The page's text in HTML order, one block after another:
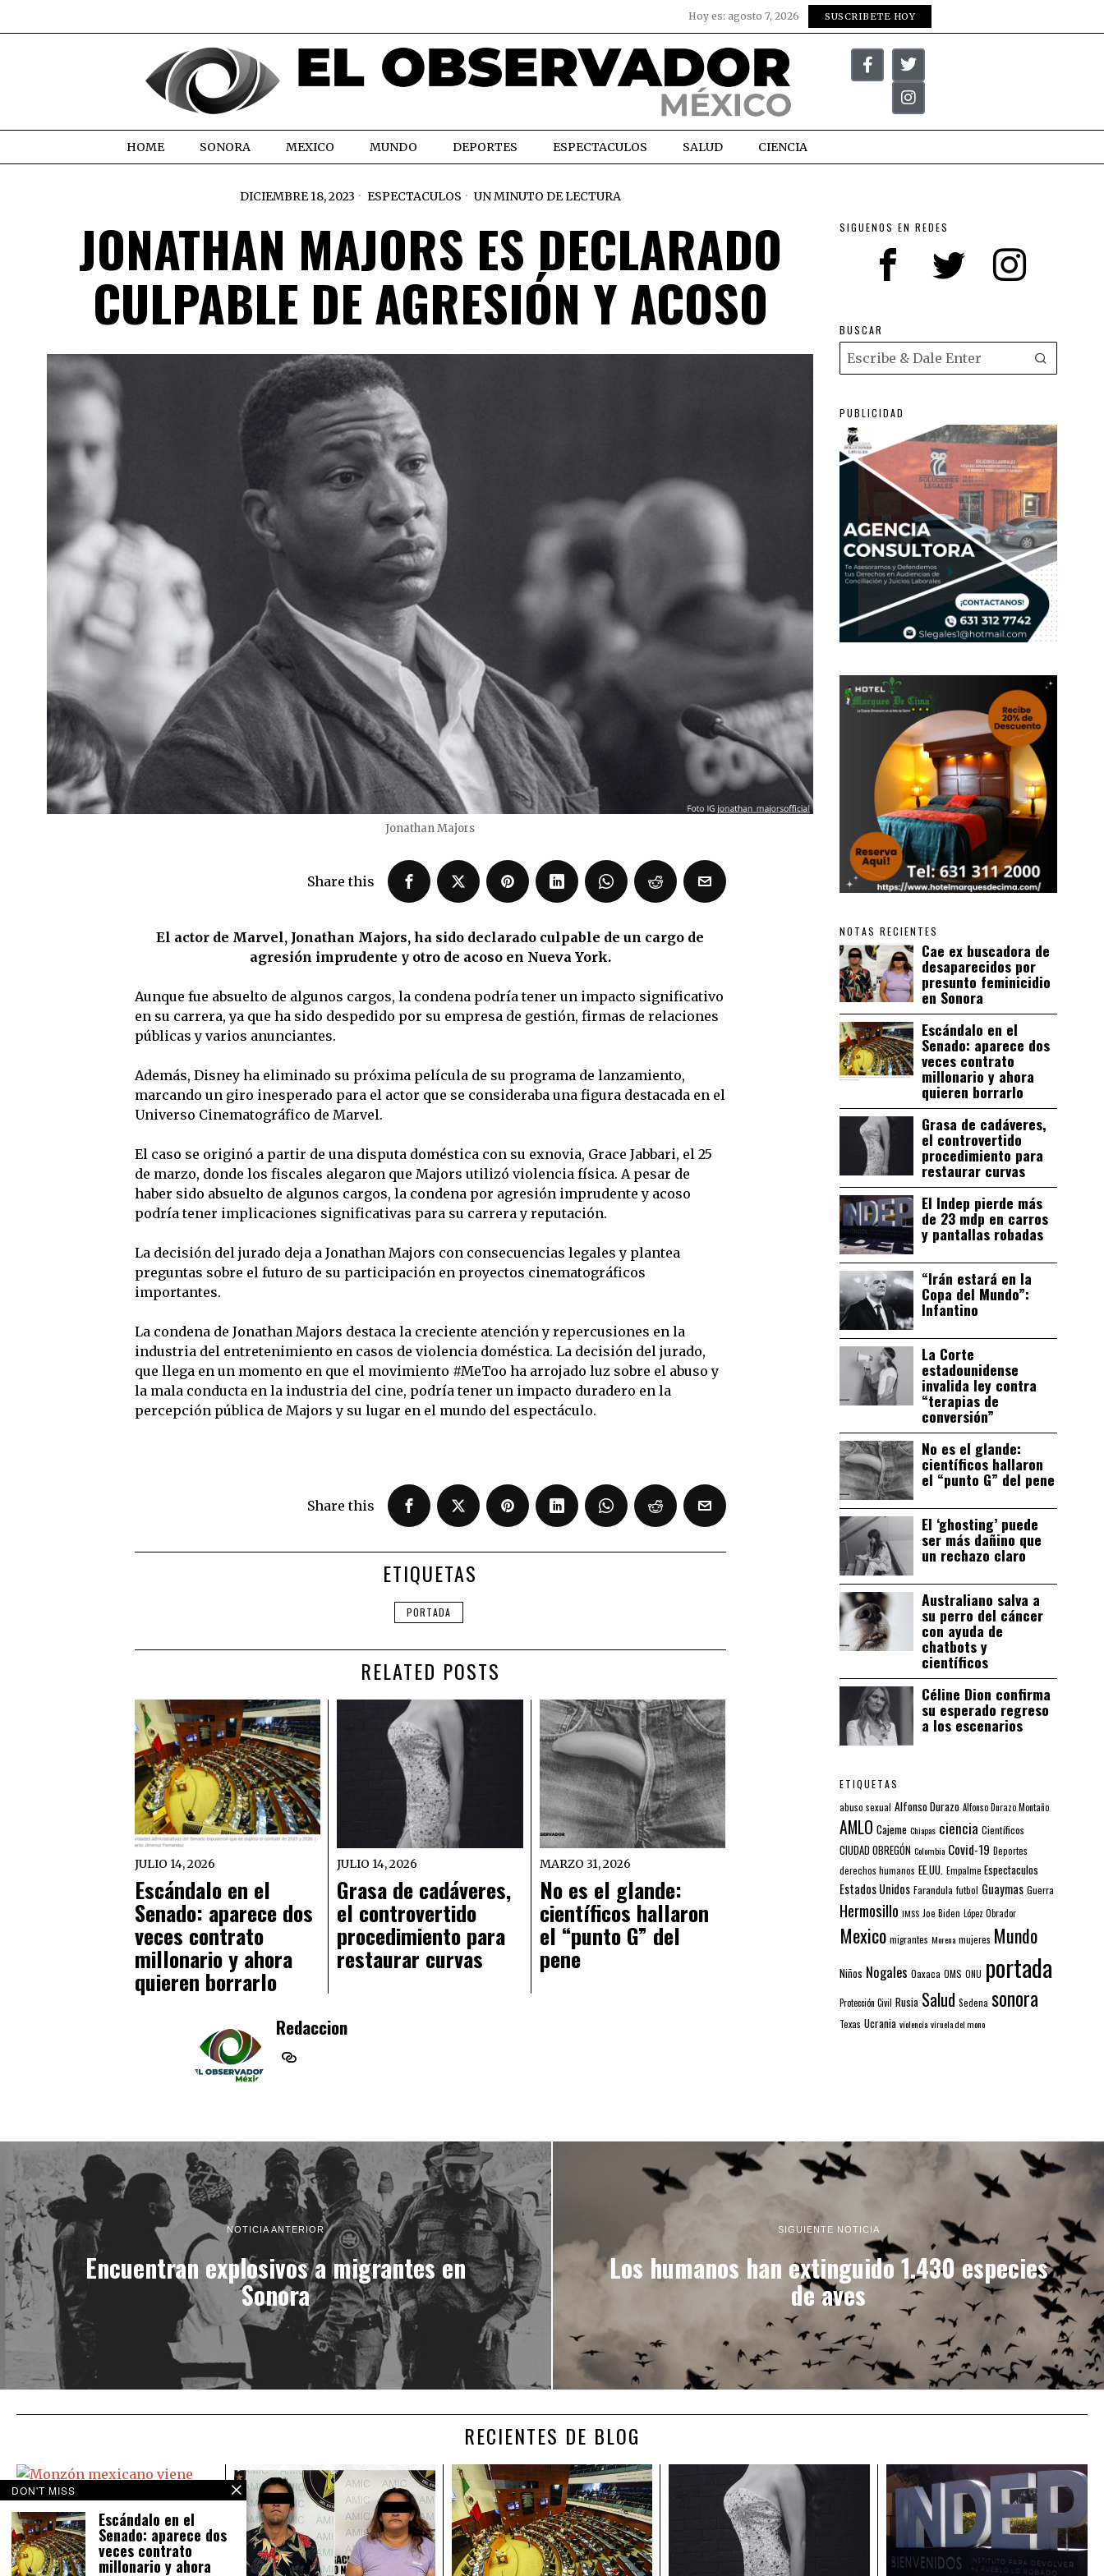
Hoy es: agosto 7, 2026 SUSCRIBETE HOY
HOME SONORA MEXICO MUNDO DEPORTES ESPECTACULOS SALUD CIENCIA
DICIEMBRE 18, 2023 ESPECTACULOS UN MINUTO DE LECTURA
JONATHAN MAJORS ES DECLARADO
CULPABLE DE AGRESIÓN Y ACOSO
Jonathan Majors
Share this
El actor de Marvel, Jonathan Majors, ha sido declarado culpable de un cargo de
agresión imprudente y otro de acoso en Nueva York.
Aunque fue absuelto de algunos cargos, la condena podría tener un impacto significativo
en su carrera, ya que ha sido despedido por su empresa de gestión, firmas de relaciones
públicas y varios anunciantes.
Además, Disney ha eliminado su próxima película de su programa de lanzamiento,
marcando un giro inesperado para el actor que se consideraba una figura destacada en el
Universo Cinematográfico de Marvel.
El caso se originó a partir de una disputa doméstica con su exnovia, Grace Jabbari, el 25
de marzo, donde los fiscales alegaron que Majors utilizó violencia física. A pesar de
haber sido absuelto de algunos cargos, la condena por agresión imprudente y acoso
podría tener implicaciones significativas para su carrera y reputación.
La decisión del jurado deja a Jonathan Majors con consecuencias legales y plantea
preguntas sobre el futuro de su participación en proyectos cinematográficos
importantes.
La condena de Jonathan Majors destaca la creciente atención y repercusiones en la
industria del entretenimiento en casos de violencia doméstica. La decisión del jurado,
que llega en un momento en que el movimiento #MeToo ha arrojado luz sobre el abuso y
la mala conducta en la industria del cine, podría tener un impacto duradero en la
percepción pública de Majors y su lugar en el mundo del espectáculo.
Share this
ETIQUETAS
PORTADA
RELATED POSTS
JULIO 14, 2026
Escándalo en el
Senado: aparece dos
veces contrato
millonario y ahora
quieren borrarlo
JULIO 14, 2026
Grasa de cadáveres,
el controvertido
procedimiento para
restaurar curvas
MARZO 31, 2026
No es el glande:
científicos hallaron
el “punto G” del
pene
Redaccion
SIGUENOS EN REDES
BUSCAR
PUBLICIDAD
NOTAS RECIENTES
Cae ex buscadora de
desaparecidos por
presunto feminicidio
en Sonora
Escándalo en el
Senado: aparece dos
veces contrato
millonario y ahora
quieren borrarlo
Grasa de cadáveres,
el controvertido
procedimiento para
restaurar curvas
El Indep pierde más
de 23 mdp en carros
y pantallas robadas
“Irán estará en la
Copa del Mundo”:
Infantino
La Corte
estadounidense
invalida ley contra
“terapias de
conversión”
No es el glande:
científicos hallaron
el “punto G” del pene
El ‘ghosting’ puede
ser más dañino que
un rechazo claro
Australiano salva a
su perro del cáncer
con ayuda de
chatbots y
científicos
Céline Dion confirma
su esperado regreso
a los escenarios
ETIQUETAS
abuso sexual Alfonso Durazo Alfonso Durazo Montaño
AMLO Cajeme Chiapas ciencia Científicos
CIUDAD OBREGÓN Colombia Covid-19 Deportes
derechos humanos EE.UU. Empalme Espectaculos
Estados Unidos Farandula futbol Guaymas Guerra
Hermosillo IMSS Joe Biden López Obrador
Mexico migrantes Morena mujeres Mundo
Niños Nogales Oaxaca OMS ONU portada
Protección Civil Rusia Salud Sedena sonora
Texas Ucrania violencia viruela del mono
NOTICIA ANTERIOR
Encuentran explosivos a migrantes en
Sonora
SIGUIENTE NOTICIA
Los humanos han extinguido 1.430 especies
de aves
RECIENTES DE BLOG
Monzón mexicano viene ‘bravo’:
Causará lluvias en todo México
DON'T MISS
Escándalo en el
Senado: aparece dos
veces contrato
millonario y ahora